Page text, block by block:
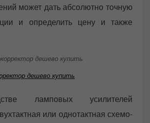
может дать абсолютно точную
и определить цену и также
дешево купить
ламповых усилителей
или однотактная схемо-